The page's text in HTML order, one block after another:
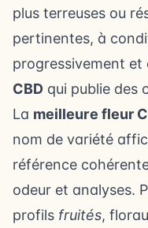
plus terreuses ou
pertinentes, à
progressivement et
CBD qui publie des
La meilleure fleur
nom de variété
référence
odeur et analyses.
profils fruités,